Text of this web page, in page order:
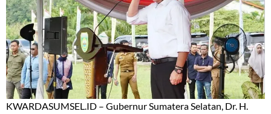
KWARDASUMSEL.ID – Gubernur Sumatera Selatan, Dr. H.